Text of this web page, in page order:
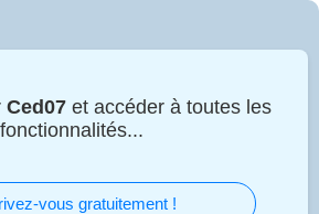
Ced07 et accéder à toutes les
fonctionnalités...
vous gratuitement !